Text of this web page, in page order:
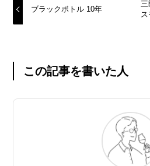
ブラックボトル 10年
この記事を書いた人